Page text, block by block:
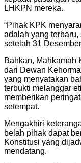
LHKPN mereka.
“Pihak KPK
adalah yang
setelah 31
Bahkan, Mahkamah
dari Dewan
yang menyatakan
terbukti melanggar
memberikan
setempat.
Mengakhiri
belah pihak dapat
Konstitusi yang
mendatang.